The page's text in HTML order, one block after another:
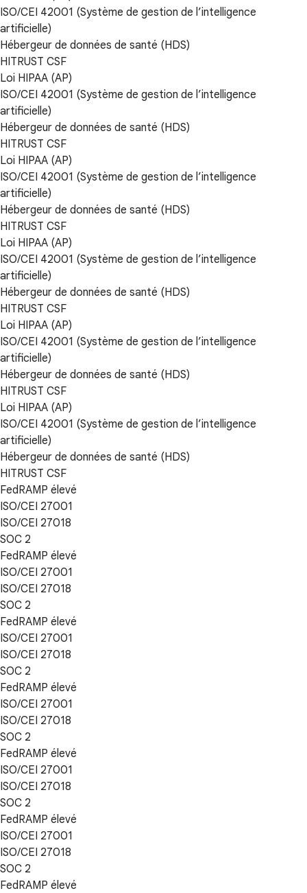
ISO/CEI 42001 (Système de gestion de l’intelligence
artificielle)
Hébergeur de données de santé (HDS)
HITRUST CSF
Loi HIPAA (AP)
ISO/CEI 42001 (Système de gestion de l’intelligence
artificielle)
Hébergeur de données de santé (HDS)
HITRUST CSF
Loi HIPAA (AP)
ISO/CEI 42001 (Système de gestion de l’intelligence
artificielle)
Hébergeur de données de santé (HDS)
HITRUST CSF
Loi HIPAA (AP)
ISO/CEI 42001 (Système de gestion de l’intelligence
artificielle)
Hébergeur de données de santé (HDS)
HITRUST CSF
Loi HIPAA (AP)
ISO/CEI 42001 (Système de gestion de l’intelligence
artificielle)
Hébergeur de données de santé (HDS)
HITRUST CSF
Loi HIPAA (AP)
ISO/CEI 42001 (Système de gestion de l’intelligence
artificielle)
Hébergeur de données de santé (HDS)
HITRUST CSF
FedRAMP élevé
ISO/CEI 27001
ISO/CEI 27018
SOC 2
FedRAMP élevé
ISO/CEI 27001
ISO/CEI 27018
SOC 2
FedRAMP élevé
ISO/CEI 27001
ISO/CEI 27018
SOC 2
FedRAMP élevé
ISO/CEI 27001
ISO/CEI 27018
SOC 2
FedRAMP élevé
ISO/CEI 27001
ISO/CEI 27018
SOC 2
FedRAMP élevé
ISO/CEI 27001
ISO/CEI 27018
SOC 2
FedRAMP élevé